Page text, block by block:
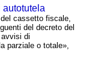
cassetto fiscale,
del decreto del
di
parziale o totale»,